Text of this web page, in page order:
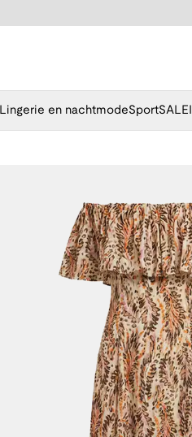
Lingerie en nachtmodeSportSALE